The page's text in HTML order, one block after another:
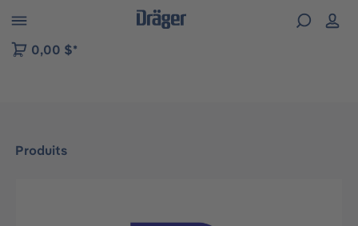
to B2B platform navigation
0,00 $*
Produits
Ignorer la galerie d'images